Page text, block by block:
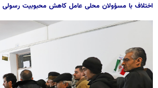
اختلاف با مسؤولان محلی عامل کاهش محبوبیت رسولی